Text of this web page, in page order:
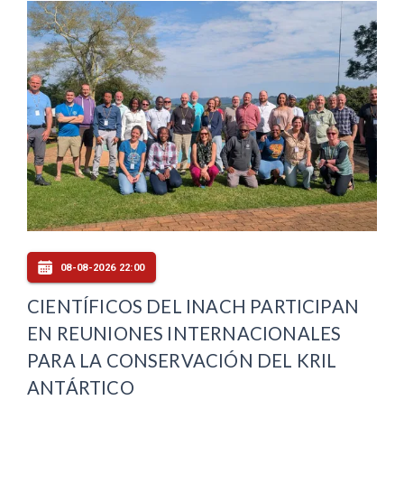
08-08-2026 22:00
CIENTÍFICOS DEL INACH PARTICIPAN
EN REUNIONES INTERNACIONALES
PARA LA CONSERVACIÓN DEL KRIL
ANTÁRTICO